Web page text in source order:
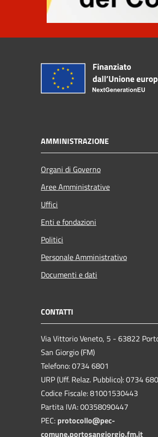
AMMINISTRAZIONE
Organi di Governo
Aree Amministrative
Uffici
Enti e fondazioni
Politici
Personale Amministrativo
Documenti e dati
CONTATTI
Via Vittorio Veneto, 5 - 63822
San Giorgio (FM)
Telefono: 0734 6801
URP (Uff. Relaz. Pubblico): 0734
Codice Fiscale: 81001530443
Partita IVA: 00358090447
PEC: protocollo@pec-
comune.portosangiorgio.fm.it